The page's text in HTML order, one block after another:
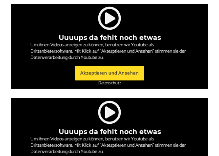
Uuuups da fehlt noch etwas
Um ihnen Videos anzeigen zu können, benutzen wir Youtube als
Drittanbietersoftware. Mit Klick auf "Aktezptieren und Ansehen" stimmen sie der
Datenverarbeitung durch Youtube zu.
Akzeptieren und Ansehen
Datenschutz
Uuuups da fehlt noch etwas
Um ihnen Videos anzeigen zu können, benutzen wir Youtube als
Drittanbietersoftware. Mit Klick auf "Aktezptieren und Ansehen" stimmen sie der
Datenverarbeitung durch Youtube zu.